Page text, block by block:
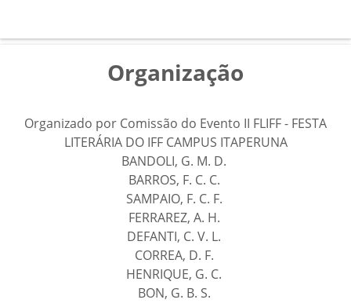
Organização
Organizado por Comissão do Evento II FLIFF - FESTA
LITERÁRIA DO IFF CAMPUS ITAPERUNA
BANDOLI, G. M. D.
BARROS, F. C. C.
SAMPAIO, F. C. F.
FERRAREZ, A. H.
DEFANTI, C. V. L.
CORREA, D. F.
HENRIQUE, G. C.
BON, G. B. S.